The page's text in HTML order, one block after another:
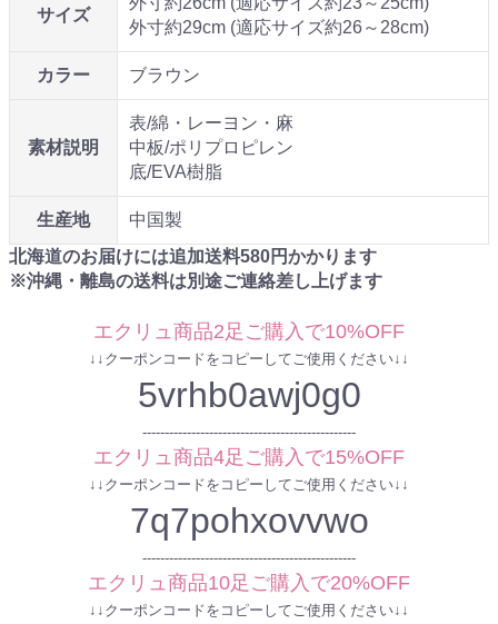
サイズ
外寸約29cm (適応サイズ約26～28cm)
カラー ブラウン
素材説明
表/綿・レーヨン・麻
中板/ポリプロピレン
底/EVA樹脂
生産地
中国製
北海道のお届けには追加送料580円かかります
※沖縄・離島の送料は別途ご連絡差し上げます
エクリュ商品2足ご購入で10%OFF
↓↓クーポンコードをコピーしてご使用ください↓↓
5vrhb0awj0g0
------------------------------------------------
エクリュ商品4足ご購入で15%OFF
↓↓クーポンコードをコピーしてご使用ください↓↓
7q7pohxovvwo
------------------------------------------------
エクリュ商品10足ご購入で20%OFF
↓↓クーポンコードをコピーしてご使用ください↓↓